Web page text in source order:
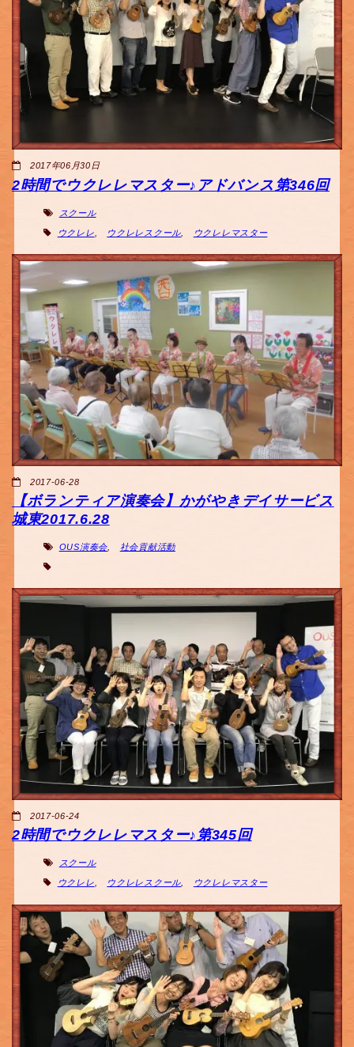
2017年06月30日
2時間でウクレレマスター♪アドバンス第346回
スクール
ウクレレ ウクレレスクール, ウクレレマスター
2017-06-28
【ボランティア演奏会】かがやきデイサービス
城東2017.6.28
OUS演奏会, 社会貢献活動
2017-06-24
2時間でウクレレマスター♪第345回
スクール
ウクレレ, ウクレレスクール, ウクレレマスター